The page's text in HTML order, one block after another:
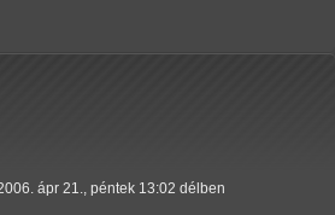
ápr 21., péntek 13:02 délben